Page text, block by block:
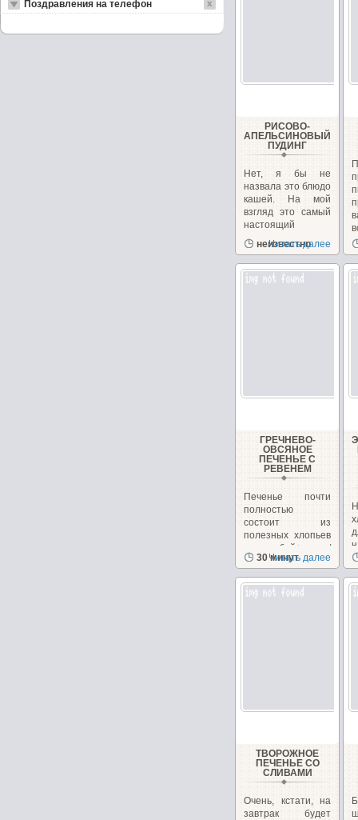
РИСОВО-
АПЕЛЬСИНОВЫЙ
ПУДИНГ
Нет, я бы не
назвала это блюдо
кашей. На мой
взгляд это самый
настоящий
пудинг....
неизвестно
Читать далее
ГРЕЧНЕВО-
ОВСЯНОЕ
ПЕЧЕНЬЕ С
РЕВЕНЕМ
Печенье почти
полностью
состоит из
полезных хлопьев
и отрубей+орехи/
семечки,...
30 минут
Читать далее
ТВОРОЖНОЕ
ПЕЧЕНЬЕ СО
СЛИВАМИ
Очень, кстати, на
завтрак будет
Поздравления на телефон